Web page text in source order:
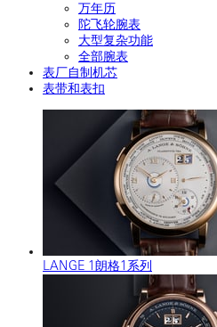
万年历
陀飞轮腕表
大型复杂功能
全部腕表
表厂自制机芯
表带和表扣
LANGE 1朗格1系列